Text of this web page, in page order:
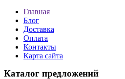
Главная
Блог
Доставка
Оплата
Контакты
Карта сайта
Каталог предложений